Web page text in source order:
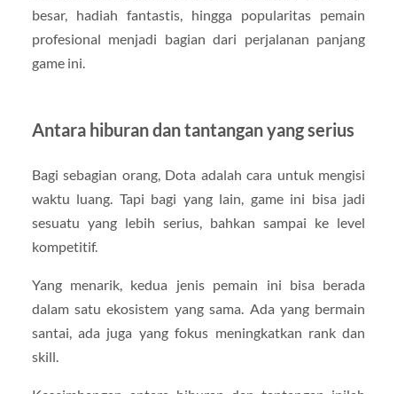
besar, hadiah fantastis, hingga popularitas pemain
profesional menjadi bagian dari perjalanan panjang
game ini.
Antara hiburan dan tantangan yang serius
Bagi sebagian orang, Dota adalah cara untuk mengisi
waktu luang. Tapi bagi yang lain, game ini bisa jadi
sesuatu yang lebih serius, bahkan sampai ke level
kompetitif.
Yang menarik, kedua jenis pemain ini bisa berada
dalam satu ekosistem yang sama. Ada yang bermain
santai, ada juga yang fokus meningkatkan rank dan
skill.